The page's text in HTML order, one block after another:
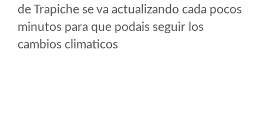
de Trapiche se va actualizando cada pocos
minutos para que podais seguir los
cambios climaticos